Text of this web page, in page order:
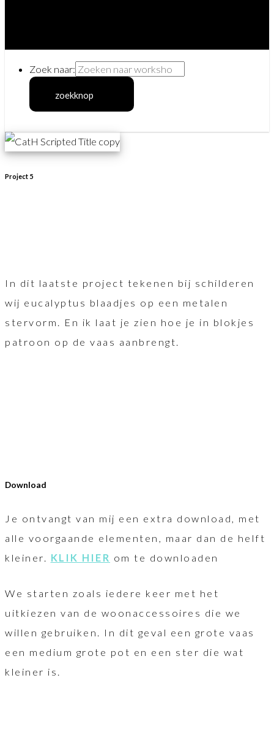
Zoek naar:
zoekknop
Project 5
In dit laatste project tekenen bij schilderen
wij eucalyptus blaadjes op een metalen
stervorm. En ik laat je zien hoe je in blokjes
patroon op de vaas aanbrengt.
Download
Je ontvangt van mij een extra download, met
alle voorgaande elementen, maar dan de helft
kleiner. KLIK HIER om te downloaden
We starten zoals iedere keer met het
uitkiezen van de woonaccessoires die we
willen gebruiken. In dit geval een grote vaas
een medium grote pot en een ster die wat
kleiner is.